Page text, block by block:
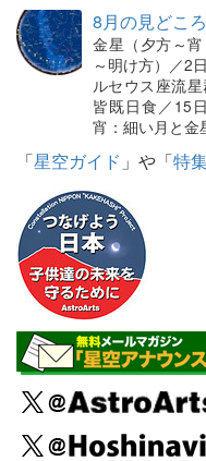
8月の見どころ
金星（夕方～
～明け方）／2
ルセウス座流
皆既日食／15
宵：細い月と
「星空ガイド 」や「特